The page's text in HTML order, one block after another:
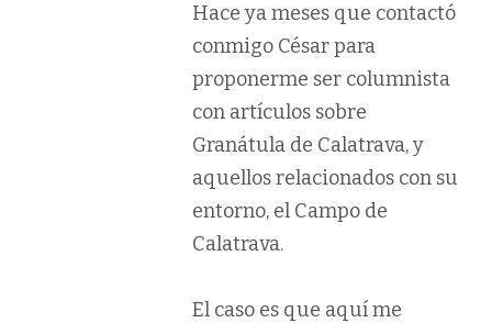
Hace ya meses que contactó
conmigo César para
proponerme ser columnista
con artículos sobre
Granátula de Calatrava, y
aquellos relacionados con su
entorno, el Campo de
Calatrava.
El caso es que aquí me